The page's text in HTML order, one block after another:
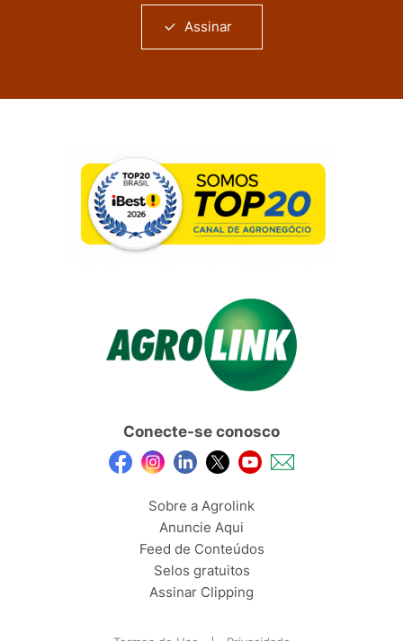
Assinar
Conecte-se conosco
Sobre a Agrolink
Anuncie Aqui
Feed de Conteúdos
Selos gratuitos
Assinar Clipping